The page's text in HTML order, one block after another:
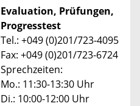
Evaluation, Prüfungen,
Progresstest
Tel.: +049 (0)201/723-4095
Fax: +049 (0)201/723-6724
Sprechzeiten:
Mo.: 11:30-13:30 Uhr
Di.: 10:00-12:00 Uhr